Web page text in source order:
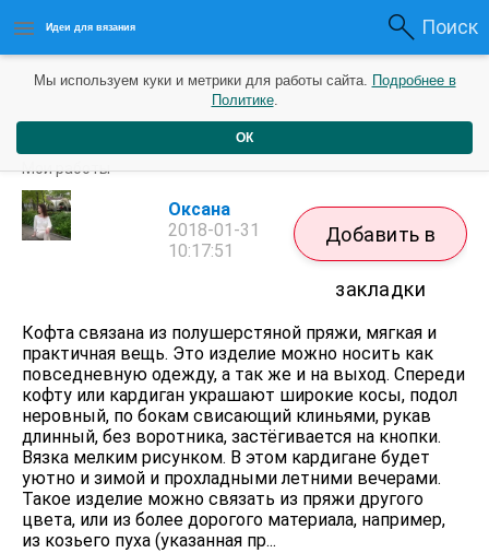
Идеи для вязания Поиск
Кофта туника вязаная с косами.
Мои работы
Оксана
2018-01-31
10:17:51
Добавить в
закладки
Кофта связана из полушерстяной пряжи, мягкая и
практичная вещь. Это изделие можно носить как
повседневную одежду, а так же и на выход. Спереди
кофту или кардиган украшают широкие косы, подол
неровный, по бокам свисающий клиньями, рукав
длинный, без воротника, застёгивается на кнопки.
Вязка мелким рисунком. В этом кардигане будет
уютно и зимой и прохладными летними вечерами.
Такое изделие можно связать из пряжи другого
цвета, или из более дорогого материала, например,
из козьего пуха (указанная пр...
Мы используем куки и метрики для работы сайта. Подробнее в
Политике.
ОК